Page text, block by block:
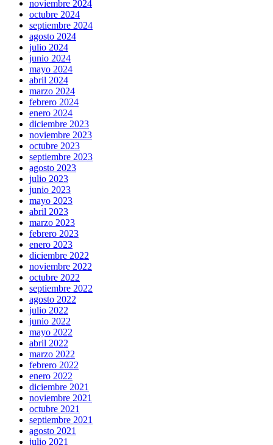
noviembre 2024
octubre 2024
septiembre 2024
agosto 2024
julio 2024
junio 2024
mayo 2024
abril 2024
marzo 2024
febrero 2024
enero 2024
diciembre 2023
noviembre 2023
octubre 2023
septiembre 2023
agosto 2023
julio 2023
junio 2023
mayo 2023
abril 2023
marzo 2023
febrero 2023
enero 2023
diciembre 2022
noviembre 2022
octubre 2022
septiembre 2022
agosto 2022
julio 2022
junio 2022
mayo 2022
abril 2022
marzo 2022
febrero 2022
enero 2022
diciembre 2021
noviembre 2021
octubre 2021
septiembre 2021
agosto 2021
julio 2021